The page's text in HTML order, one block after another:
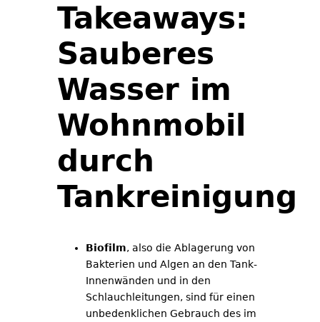
Takeaways:
Sauberes
Wasser im
Wohnmobil
durch
Tankreinigung
Biofilm, also die Ablagerung von
Bakterien und Algen an den Tank-
Innenwänden und in den
Schlauchleitungen, sind für einen
unbedenklichen Gebrauch des im